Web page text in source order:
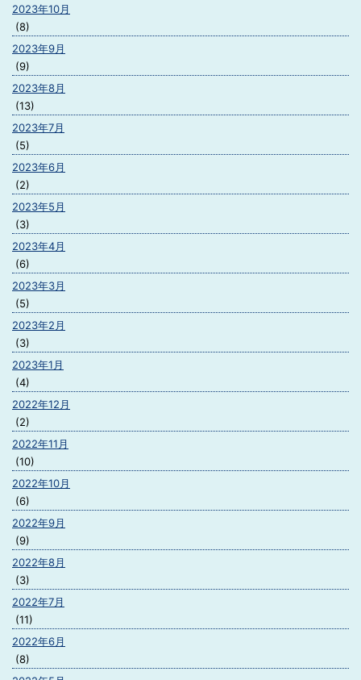
2023年10月
(8)
2023年9月
(9)
2023年8月
(13)
2023年7月
(5)
2023年6月
(2)
2023年5月
(3)
2023年4月
(6)
2023年3月
(5)
2023年2月
(3)
2023年1月
(4)
2022年12月
(2)
2022年11月
(10)
2022年10月
(6)
2022年9月
(9)
2022年8月
(3)
2022年7月
(11)
2022年6月
(8)